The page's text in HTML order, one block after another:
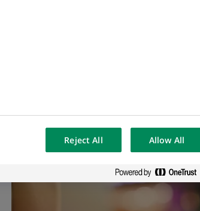
Reject All Allow All